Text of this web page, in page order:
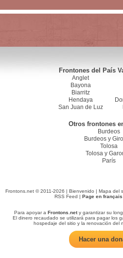
Frontones del País
Anglet
Bayona
Biarritz
Hendaya
San Juan de Luz
Otros frontones
Burdeos
Burdeos y
Tolosa
Tolosa y
París
Frontons.net © 2011-2026 | Bienvenido | Mapa del
RSS Feed | Page en français
Para apoyar a Frontons.nety garantizar su
El dinero recaudado se utilizará para pagar los
hospedaje del sitio y la renovación del
Hacer una